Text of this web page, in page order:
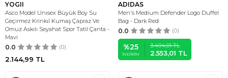
YOGII
Asco Model Unısex Büyük Boy Su
Geçirmez Krinkıl Kumaş Çapraz Ve
Omuz Askılı Seyahat Spor Tatil Çanta -
Mavi
0.0 (0)
2.144,99 TL
ADIDAS
Men's Medium Defender Logo Duffel
Bag - Dark Red
0.0 (0)
%25
İNDIRIM
3.404,01TL
2.553,01 TL